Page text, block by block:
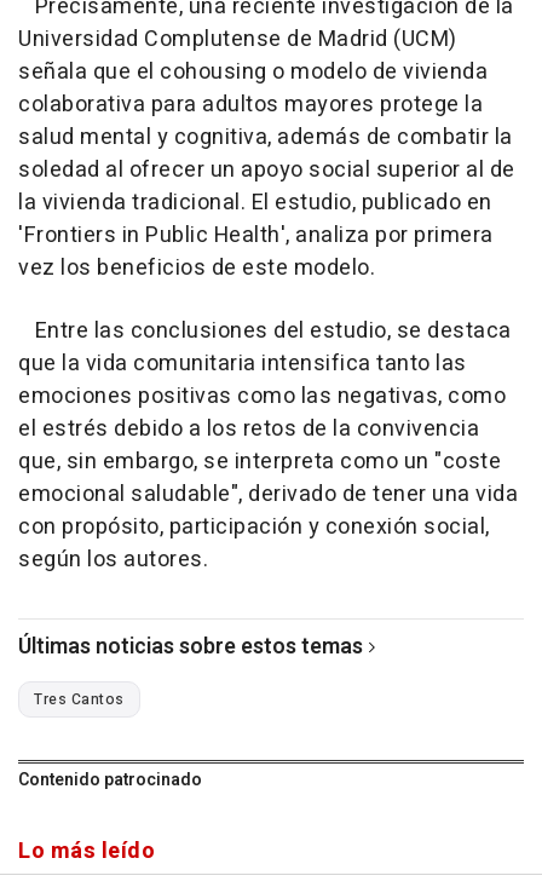
Universidad Complutense de Madrid (UCM)
señala que el cohousing o modelo de vivienda
colaborativa para adultos mayores protege la
salud mental y cognitiva, además de combatir la
soledad al ofrecer un apoyo social superior al de
la vivienda tradicional. El estudio, publicado en
'Frontiers in Public Health', analiza por primera
vez los beneficios de este modelo.
Entre las conclusiones del estudio, se destaca
que la vida comunitaria intensifica tanto las
emociones positivas como las negativas, como
el estrés debido a los retos de la convivencia
que, sin embargo, se interpreta como un "coste
emocional saludable", derivado de tener una vida
con propósito, participación y conexión social,
según los autores.
Últimas noticias sobre estos temas
Tres Cantos
Contenido patrocinado
Lo más leído